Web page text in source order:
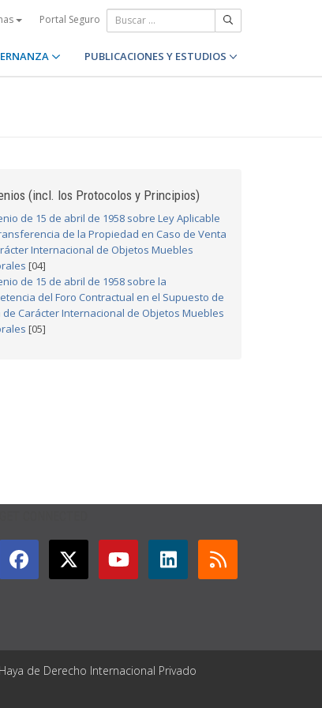
Portal Seguro
PUBLICACIONES Y ESTUDIOS
(incl. los Protocolos y Principios)
de 15 de abril de 1958 sobre Ley Aplicable
de la Propiedad en Caso de Venta
Internacional de Objetos Muebles
[04]
de 15 de abril de 1958 sobre la
del Foro Contractual en el Supuesto de
de Carácter Internacional de Objetos Muebles
[05]
de Derecho Internacional Privado